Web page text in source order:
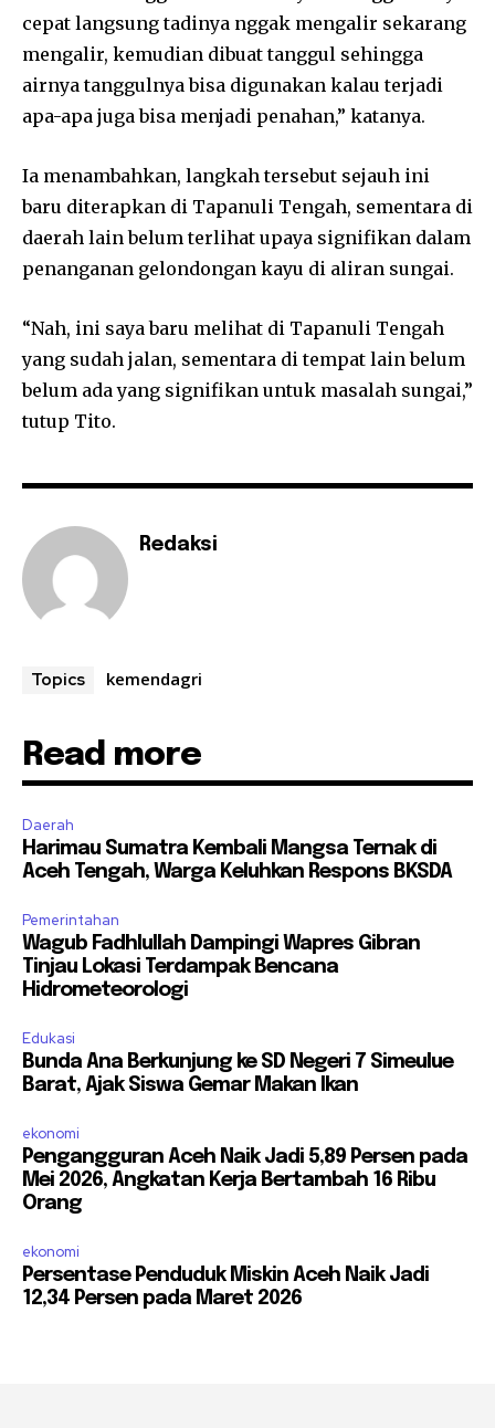
cepat langsung tadinya nggak mengalir sekarang
mengalir, kemudian dibuat tanggul sehingga
airnya tanggulnya bisa digunakan kalau terjadi
apa-apa juga bisa menjadi penahan,” katanya.
Ia menambahkan, langkah tersebut sejauh ini
baru diterapkan di Tapanuli Tengah, sementara di
daerah lain belum terlihat upaya signifikan dalam
penanganan gelondongan kayu di aliran sungai.
“Nah, ini saya baru melihat di Tapanuli Tengah
yang sudah jalan, sementara di tempat lain belum
belum ada yang signifikan untuk masalah sungai,”
tutup Tito.
Redaksi
Topics kemendagri
Read more
Daerah
Harimau Sumatra Kembali Mangsa Ternak di
Aceh Tengah, Warga Keluhkan Respons BKSDA
Pemerintahan
Wagub Fadhlullah Dampingi Wapres Gibran
Tinjau Lokasi Terdampak Bencana
Hidrometeorologi
Edukasi
Bunda Ana Berkunjung ke SD Negeri 7 Simeulue
Barat, Ajak Siswa Gemar Makan Ikan
ekonomi
Pengangguran Aceh Naik Jadi 5,89 Persen pada
Mei 2026, Angkatan Kerja Bertambah 16 Ribu
Orang
ekonomi
Persentase Penduduk Miskin Aceh Naik Jadi
12,34 Persen pada Maret 2026